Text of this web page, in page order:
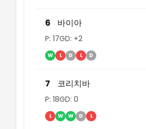
6 바이아
P: 17GD: +2
W L D L D
7 코리치바
P: 18GD: 0
L W W D L